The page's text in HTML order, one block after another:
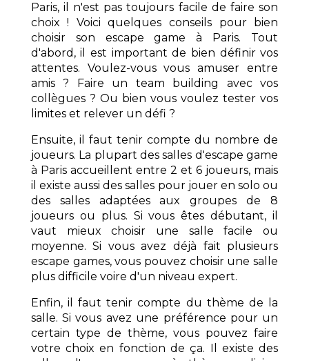
Paris, il n'est pas toujours facile de faire son
choix ! Voici quelques conseils pour bien
choisir son escape game à Paris. Tout
d'abord, il est important de bien définir vos
attentes. Voulez-vous vous amuser entre
amis ? Faire un team building avec vos
collègues ? Ou bien vous voulez tester vos
limites et relever un défi ?
Ensuite, il faut tenir compte du nombre de
joueurs. La plupart des salles d'escape game
à Paris accueillent entre 2 et 6 joueurs, mais
il existe aussi des salles pour jouer en solo ou
des salles adaptées aux groupes de 8
joueurs ou plus. Si vous êtes débutant, il
vaut mieux choisir une salle facile ou
moyenne. Si vous avez déjà fait plusieurs
escape games, vous pouvez choisir une salle
plus difficile voire d'un niveau expert.
Enfin, il faut tenir compte du thème de la
salle. Si vous avez une préférence pour un
certain type de thème, vous pouvez faire
votre choix en fonction de ça. Il existe des